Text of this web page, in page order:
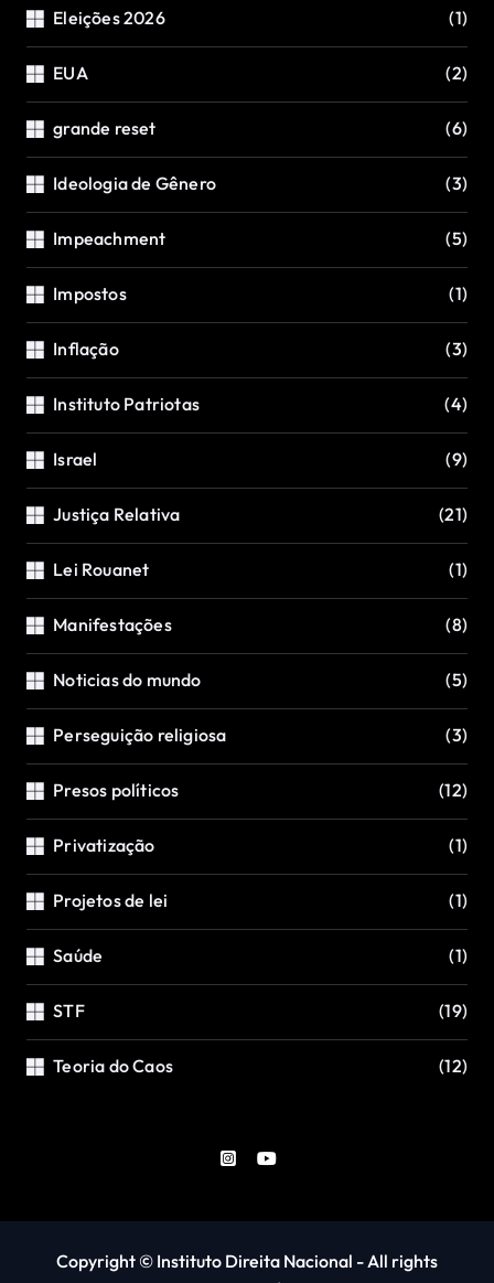
Eleições 2026 (1)
EUA (2)
grande reset (6)
Ideologia de Gênero (3)
Impeachment (5)
Impostos (1)
Inflação (3)
Instituto Patriotas (4)
Israel (9)
Justiça Relativa (21)
Lei Rouanet (1)
Manifestações (8)
Noticias do mundo (5)
Perseguição religiosa (3)
Presos políticos (12)
Privatização (1)
Projetos de lei (1)
Saúde (1)
STF (19)
Teoria do Caos (12)
Copyright © Instituto Direita Nacional - All rights